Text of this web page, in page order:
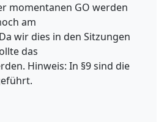
momentanen GO werden
am
wir dies in den Sitzungen
das
Hinweis: In §9 sind die